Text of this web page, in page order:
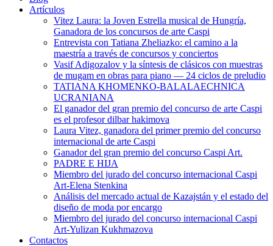
Artículos
Vitez Laura: la Joven Estrella musical de Hungría,
Ganadora de los concursos de arte Caspi
Entrevista con Tatiana Zheliazko: el camino a la
maestría a través de concursos y conciertos
Vasif Adigozalov y la síntesis de clásicos con muestras
de mugam en obras para piano — 24 ciclos de preludio
TATIANA KHOMENKO-BALALAECHNICA
UCRANIANA
El ganador del gran premio del concurso de arte Caspi
es el profesor dilbar hakimova
Laura Vitez, ganadora del primer premio del concurso
internacional de arte Caspi
Ganador del gran premio del concurso Caspi Art.
PADRE E HIJA
Miembro del jurado del concurso internacional Caspi
Art-Elena Stenkina
Análisis del mercado actual de Kazajstán y el estado del
diseño de moda por encargo
Miembro del jurado del concurso internacional Caspi
Art-Yulizan Kukhmazova
Contactos